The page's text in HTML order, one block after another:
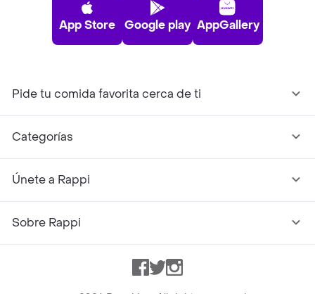
App Store Google play AppGallery
Pide tu comida favorita cerca de ti
Categorías
Únete a Rappi
Sobre Rappi
Facebook
TwitterInstagram